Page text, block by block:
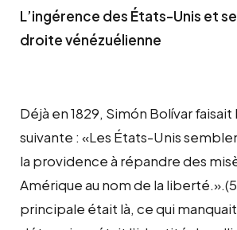
L’ingérence des États-Unis et
droite vénézuélienne
Déjà en 1829, Simón Bolívar
suivante : «Les États-Unis
la providence à répandre des
Amérique au nom de la
principale était là, ce qui